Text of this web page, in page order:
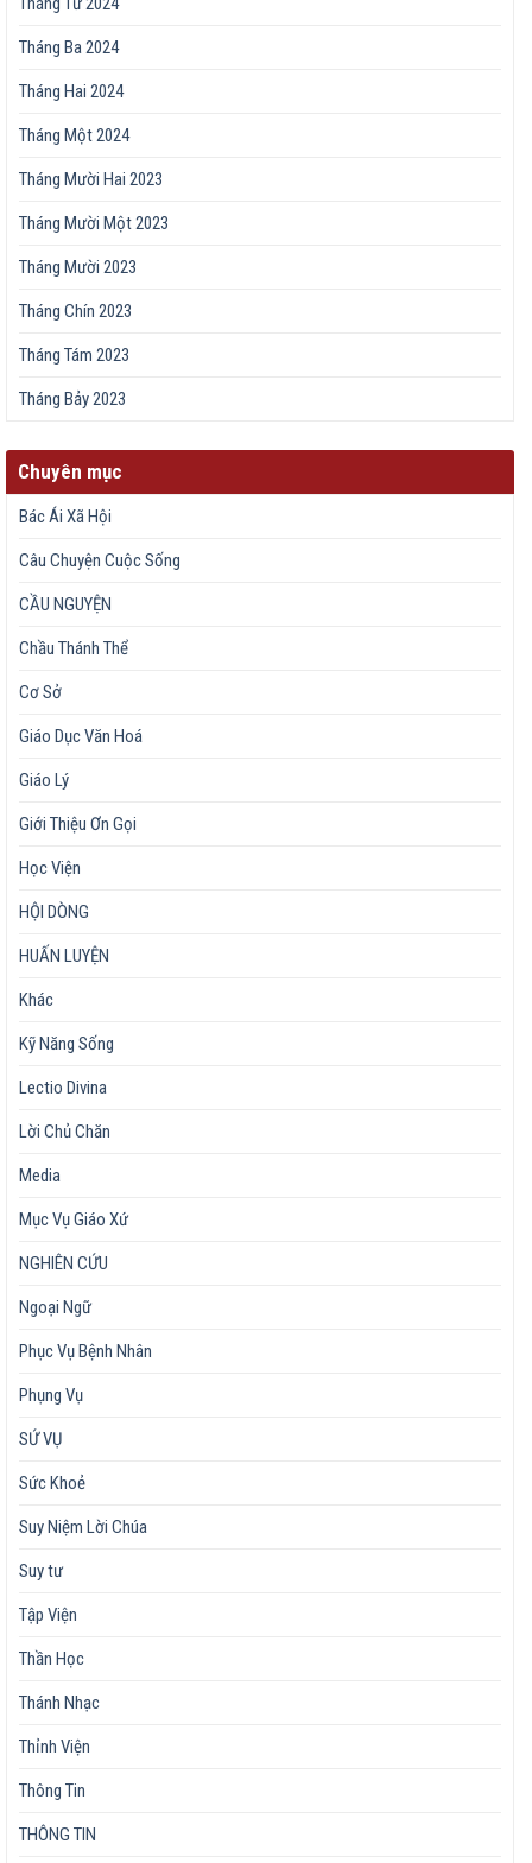
Tháng Ba 2024
Tháng Hai 2024
Tháng Một 2024
Tháng Mười Hai 2023
Tháng Mười Một 2023
Tháng Mười 2023
Tháng Chín 2023
Tháng Tám 2023
Tháng Bảy 2023
Chuyên mục
Bác Ái Xã Hội
Câu Chuyện Cuộc Sống
CẦU NGUYỆN
Chầu Thánh Thể
Cơ Sở
Giáo Dục Văn Hoá
Giáo Lý
Giới Thiệu Ơn Gọi
Học Viện
HỘI DÒNG
HUẤN LUYỆN
Khác
Kỹ Năng Sống
Lectio Divina
Lời Chủ Chăn
Media
Mục Vụ Giáo Xứ
NGHIÊN CỨU
Ngoại Ngữ
Phục Vụ Bệnh Nhân
Phụng Vụ
SỨ VỤ
Sức Khoẻ
Suy Niệm Lời Chúa
Suy tư
Tập Viện
Thần Học
Thánh Nhạc
Thỉnh Viện
Thông Tin
THÔNG TIN